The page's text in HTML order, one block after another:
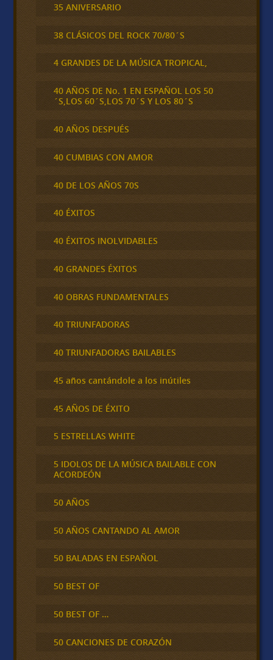
35 ANIVERSARIO
38 CLÁSICOS DEL ROCK 70/80´S
4 GRANDES DE LA MÚSICA TROPICAL,
40 AÑOS DE No. 1 EN ESPAÑOL LOS 50
´S,LOS 60´S,LOS 70´S Y LOS 80´S
40 AÑOS DESPUÉS
40 CUMBIAS CON AMOR
40 DE LOS AÑOS 70S
40 ÉXITOS
40 ÉXITOS INOLVIDABLES
40 GRANDES ÉXITOS
40 OBRAS FUNDAMENTALES
40 TRIUNFADORAS
40 TRIUNFADORAS BAILABLES
45 años cantándole a los inútiles
45 AÑOS DE ÉXITO
5 ESTRELLAS WHITE
5 IDOLOS DE LA MÚSICA BAILABLE CON
ACORDEÓN
50 AÑOS
50 AÑOS CANTANDO AL AMOR
50 BALADAS EN ESPAÑOL
50 BEST OF
50 BEST OF …
50 CANCIONES DE CORAZÓN